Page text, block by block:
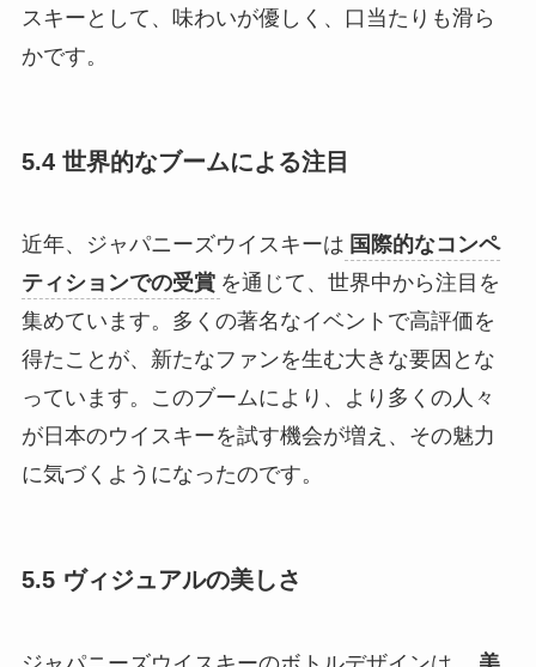
スキーとして、味わいが優しく、口当たりも滑ら
かです。
5.4 世界的なブームによる注目
近年、ジャパニーズウイスキーは 国際的なコンペ
ティションでの受賞 を通じて、世界中から注目を
集めています。多くの著名なイベントで高評価を
得たことが、新たなファンを生む大きな要因とな
っています。このブームにより、より多くの人々
が日本のウイスキーを試す機会が増え、その魅力
に気づくようになったのです。
5.5 ヴィジュアルの美しさ